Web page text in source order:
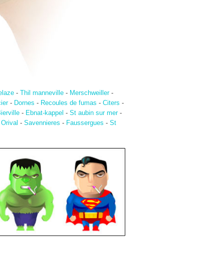
- Thil manneville- Merschweiller-
- Dornes - Recoules de fumas - Citers -
- Ebnat-kappel - St aubin sur mer-
Orival - Savennieres - Faussergues - St